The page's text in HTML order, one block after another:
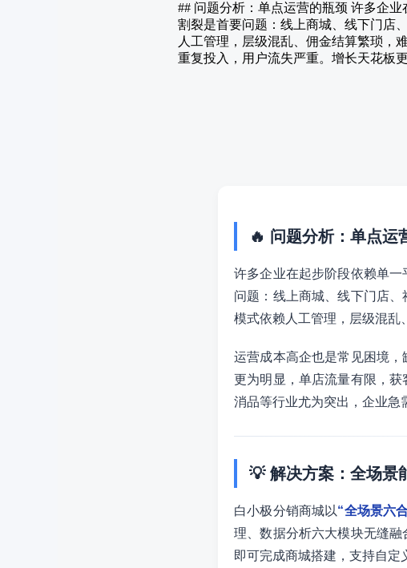
## 问题分析：单点运营的瓶颈 许多企
割裂是首要问题：线上商城、线下门店
人工管理，层级混乱、佣金结算繁琐，
重复投入，用户流失严重。增长天花板
🔥 问题分析：单点运
许多企业在起步阶段依赖单一
问题：线上商城、线下门店
模式依赖人工管理，层级混乱
运营成本高企也是常见困境
更为明显，单店流量有限，
消品等行业尤为突出，企业急
💡 解决方案：全场景
白小极分销商城以“全场景六
理、数据分析六大模块无缝
即可完成商城搭建，支持自定